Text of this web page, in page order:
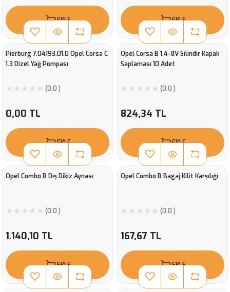
EKLE EKLE
Pierburg 7.04193.01.0 Opel Corsa C
1.3 Dizel Yağ Pompası
(0.0 )
0,00 TL
EKLE
Opel Corsa B 1.4-8V Silindir Kapak
Saplaması 10 Adet
(0.0 )
824,34 TL
EKLE
Opel Combo B Dış Dikiz Aynası
(0.0 )
1.140,10 TL
EKLE
Opel Combo B Bagaj Kilit Karşılığı
(0.0 )
167,67 TL
EKLE